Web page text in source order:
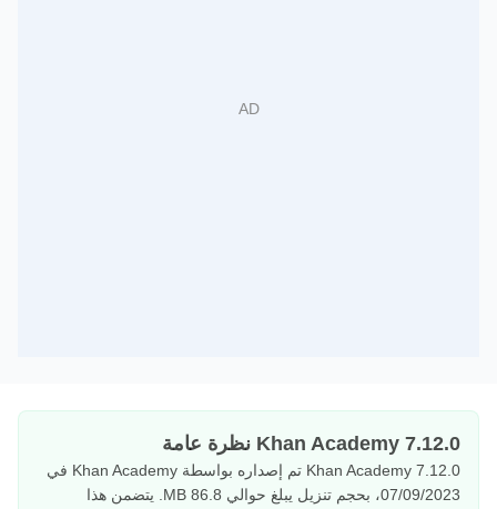
Khan Academy 7.12.0 نظرة عامة
Khan Academy 7.12.0 تم إصداره بواسطة Khan Academy في
07/09/2023، بحجم تنزيل يبلغ حوالي 86.8 MB. يتضمن هذا